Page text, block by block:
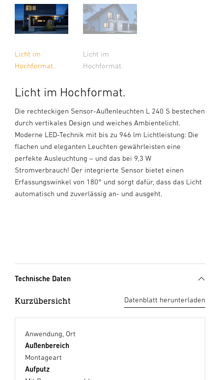
Licht im
Hochformat.
Licht im
Hochformat.
Licht im Hochformat.
Die rechteckigen Sensor-Außenleuchten L 240 S bestechen
durch vertikales Design und weiches Ambientelicht.
Moderne LED-Technik mit bis zu 946 lm Lichtleistung: Die
flachen und eleganten Leuchten gewährleisten eine
perfekte Ausleuchtung – und das bei 9,3 W
Stromverbrauch! Der integrierte Sensor bietet einen
Erfassungswinkel von 180° und sorgt dafür, dass das Licht
automatisch und zuverlässig an- und ausgeht.
Technische Daten
Kurzübersicht Datenblatt herunterladen
Anwendung, Ort
Außenbereich
Montageart
Aufputz